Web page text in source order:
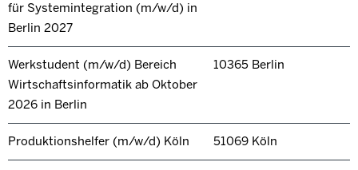
für Systemintegration (m/w/d) in
Berlin 2027
Werkstudent (m/w/d) Bereich
Wirtschaftsinformatik ab Oktober
2026 in Berlin
10365 Berlin
Produktionshelfer (m/w/d) Köln 51069 Köln